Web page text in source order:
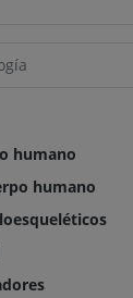
humano
humano